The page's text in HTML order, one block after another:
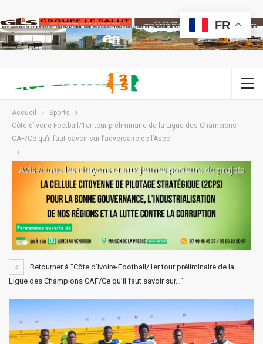
Accueil
Sports
Côte d’Ivoire-Football/1er tour préliminaire de la Ligue des Champions
CAF/Ce qu’il faut savoir sur l’adversaire de l’Asec
Retourner à "Côte d’Ivoire-Football/1er tour préliminaire de la
Ligue des Champions CAF/Ce qu’il faut savoir sur…"
FR